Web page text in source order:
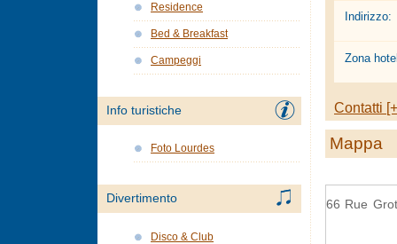
Indirizzo:
Zona
Contatti
Mappa
66 Rue
Residence
Bed & Breakfast
Campeggi
Info turistiche
Foto Lourdes
Divertimento
Disco & Club